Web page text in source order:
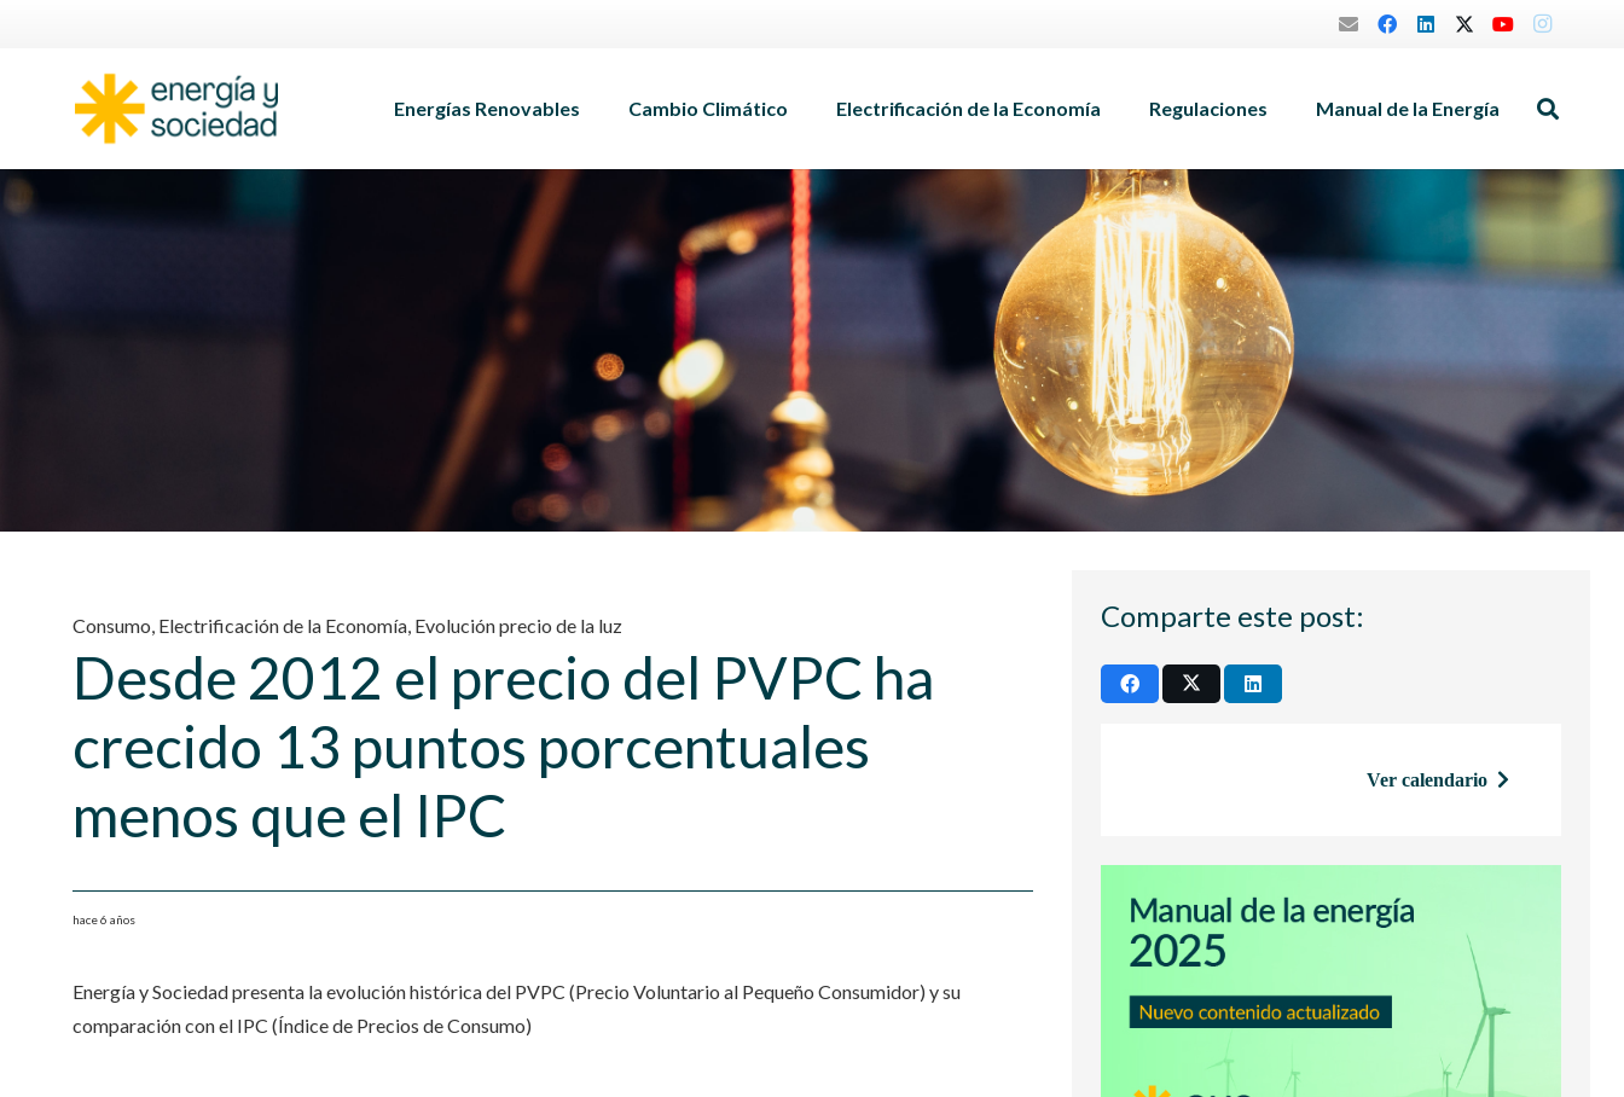
Energías Renovables Cambio Climático Electrificación de la Economía Regulaciones Manual de la Energía
Consumo, Electrificación de la Economía, Evolución precio de la luz
Desde 2012 el precio del PVPC ha
crecido 13 puntos porcentuales
menos que el IPC
hace 6 años
Energía y Sociedad presenta la evolución histórica del PVPC (Precio Voluntario al Pequeño Consumidor) y su
comparación con el IPC (Índice de Precios de Consumo)
Comparte este post:
Ver calendario